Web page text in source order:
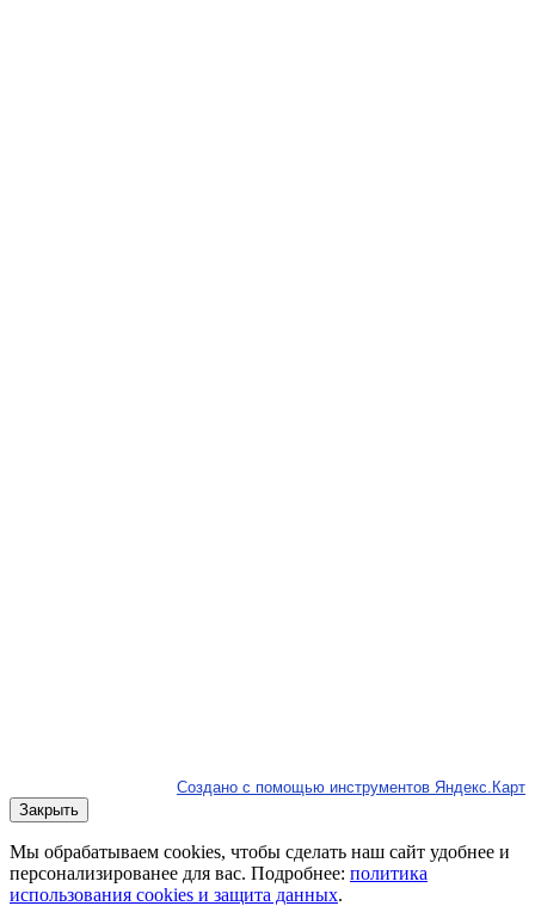
Создано с помощью инструментов Яндекс.Карт
Закрыть
Мы обрабатываем cookies, чтобы сделать наш сайт удобнее и
персонализированее для вас. Подробнее: политика
использования cookies и защита данных.